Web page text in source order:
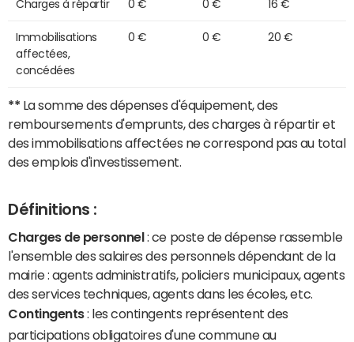
Charges à répartir 0 € 0 € 16 €
Immobilisations
affectées,
concédées
0 € 0 € 20 €
** La somme des dépenses d'équipement, des
remboursements d'emprunts, des charges à répartir et
des immobilisations affectées ne correspond pas au total
des emplois d'investissement.
Définitions :
Charges de personnel : ce poste de dépense rassemble
l'ensemble des salaires des personnels dépendant de la
mairie : agents administratifs, policiers municipaux, agents
des services techniques, agents dans les écoles, etc.
Contingents: les contingents représentent des
participations obligatoires d'une commune au